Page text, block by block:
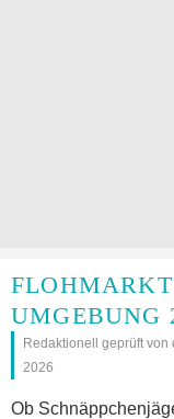
UMGEBUNG
Redaktionell geprüft von
2026
Ob